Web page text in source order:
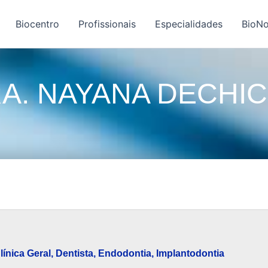
Biocentro Profissionais Especialidades
NAYANA
Geral , Dentista, Endodontia, Implantodontia